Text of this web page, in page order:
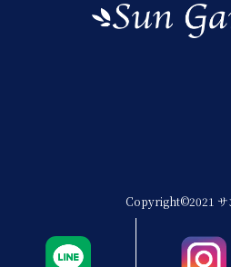
Copyright©2021 サ